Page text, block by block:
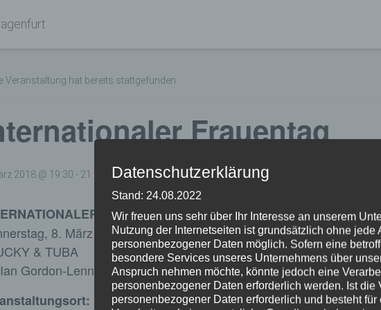
Veranstaltungen
Veranstaltung hat bereits stattgefunden.
Frauentag
2018 @ 19:30 - 21:30
FRAUENTAG 2018
8. März 2018, 19:30
& TUBA
Gordon-Lennox, Tuba/Pockettrumpet
((stereo)) Viktringer Ring 39
ZUM
Datenschutzerklärung
Stand: 24.08.2022
Wir freuen uns sehr über Ihr Interesse an unserem
Nutzung der Internetseiten ist grundsätzlich ohne jede
personenbezogener Daten möglich. Sofern eine
besondere Services unseres Unternehmens über
Anspruch nehmen möchte, könnte jedoch eine
personenbezogener Daten erforderlich werden. Ist die
personenbezogener Daten erforderlich und besteht für